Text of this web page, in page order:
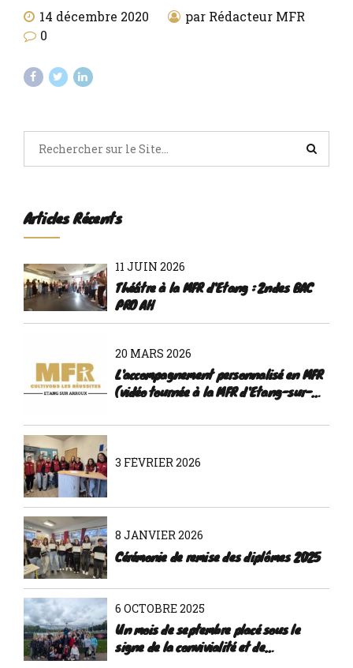
14 décembre 2020
par Rédacteur MFR
0
Articles Récents
11 JUIN 2026
Théâtre à la MFR d'Etang : 2ndes BAC
PRO AH
20 MARS 2026
L'accompagnement personnalisé en MFR
(vidéo tournée à la MFR d'Etang-sur-
3 FÉVRIER 2026
8 JANVIER 2026
Cérémonie de remise des diplômes 2025
6 OCTOBRE 2025
Un mois de septembre placé sous le
signe de la convivialité et de